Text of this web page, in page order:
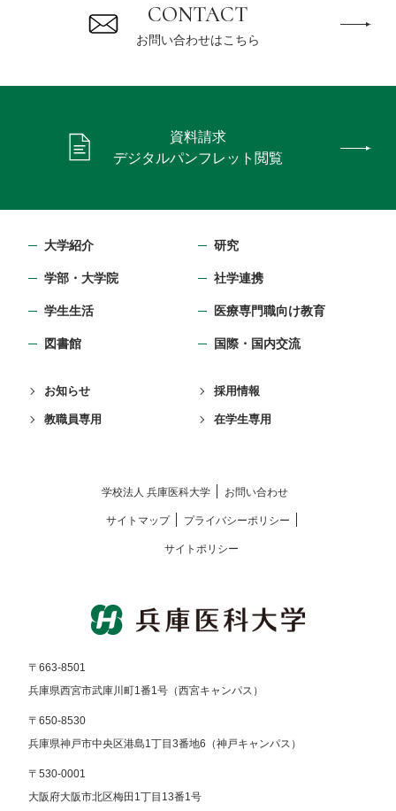
CONTACT
お問い合わせはこちら
資料請求
デジタルパンフレット閲覧
大学紹介 研究
学部・⼤学院 社学連携
学生生活 医療専門職向け教育
図書館 国際・国内交流
お知らせ 採用情報
教職員専用 在学生専用
学校法⼈ 兵庫医科⼤学 お問い合わせ
サイトマップ プライバシーポリシー
サイトポリシー
〒663-8501
兵庫県西宮市武庫川町1番1号（西宮キャンパス）
〒650-8530
兵庫県神戸市中央区港島1丁目3番地6（神戸キャンパス）
〒530-0001
大阪府大阪市北区梅田1丁目13番1号